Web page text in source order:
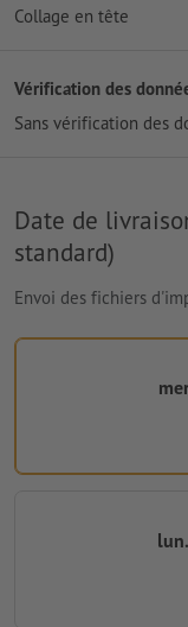
Collage en tête
Vérification des
Sans vérification des
Date de
standard)
Envoi des fichiers